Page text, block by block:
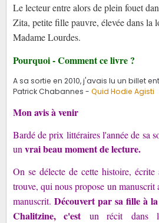
Le lecteur entre alors de plein fouet
Zita, petite fille pauvre, élevée dans la
Madame Lourdes.
Pourquoi - Comment ce livre ?
A sa sortie en 2010, j'avais lu un billet
Patrick Chabannes - Quid Hodie Agisti
Mon avis à venir
Bardé de prix littéraires l'année de sa
un vrai beau moment de lecture.
On se délecte de cette histoire,
trouve, qui nous propose un
manuscrit. Découvert par sa fille à
Chalitzine, c'est
un récit dans